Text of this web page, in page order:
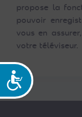
propose la
pouvoir
vous en
votre téléviseur.